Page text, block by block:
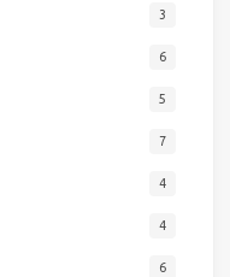
3
6
5
7
4
4
6